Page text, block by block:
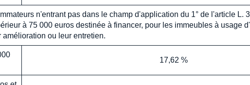
n'entrant pas dans le champ d'application du 1° de l'article
à 75 000 euros destinée à financer, pour les immeubles à usage
ou leur entretien.
17,62 %